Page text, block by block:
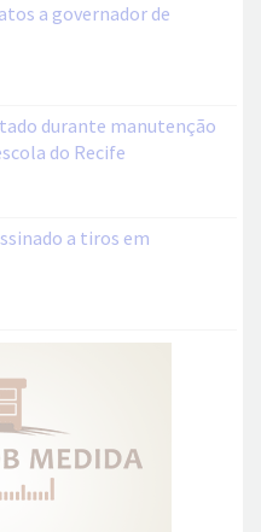
a governador de
durante manutenção
do Recife
a tiros em